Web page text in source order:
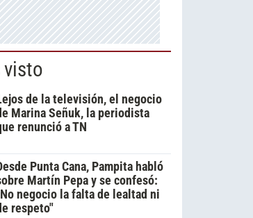
visto
de la televisión, el negocio
Marina Señuk, la periodista
renunció a TN
Punta Cana, Pampita habló
Martín Pepa y se confesó:
negocio la falta de lealtad ni
respeto"